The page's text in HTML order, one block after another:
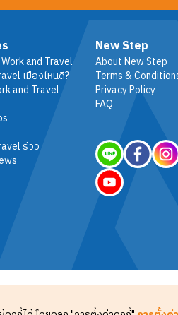
and Travel
เมืองไหนดี?
and Travel
รีวิว
New Step
About New Step
Terms &
Privacy Policy
FAQ